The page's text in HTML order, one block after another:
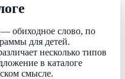
— обиходное слово, по
для детей.
несколько типов
в каталоге
смысле.